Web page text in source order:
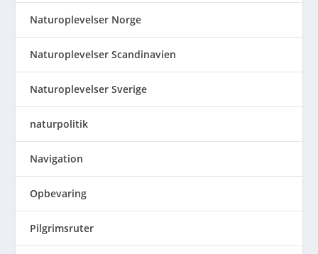
Naturoplevelser Norge
Naturoplevelser Scandinavien
Naturoplevelser Sverige
naturpolitik
Navigation
Opbevaring
Pilgrimsruter